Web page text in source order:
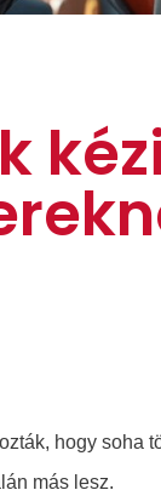
hogy soha
más lesz.